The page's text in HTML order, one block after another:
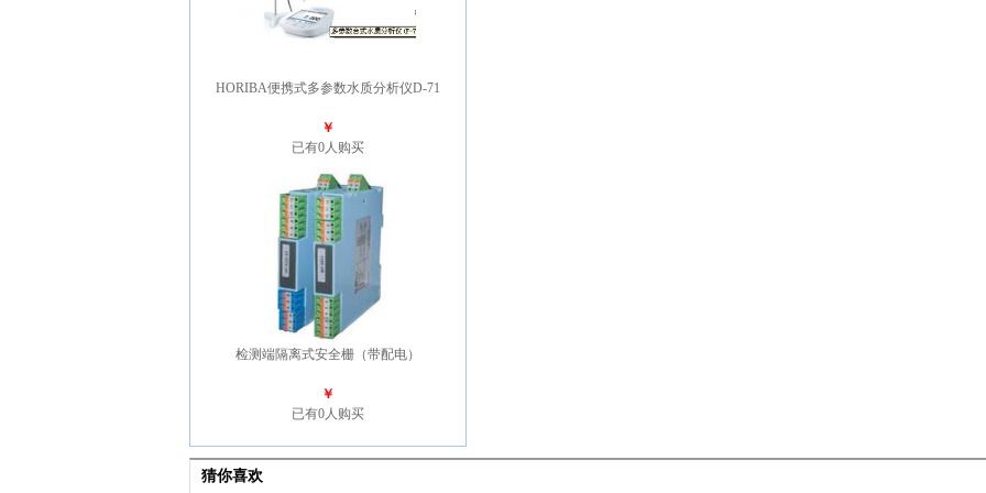
HORIBA便携式多参数水质分析仪D-71
￥
已有0人购买
检测端隔离式安全栅（带配电）
￥
已有0人购买
猜你喜欢